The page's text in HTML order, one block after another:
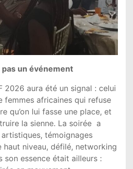
un événement
2026 aura été un signal : celui
femmes africaines qui refuse
qu’on lui fasse une place, et
la sienne. La soirée a
témoignages
haut niveau, défilé, networking
son essence était ailleurs :